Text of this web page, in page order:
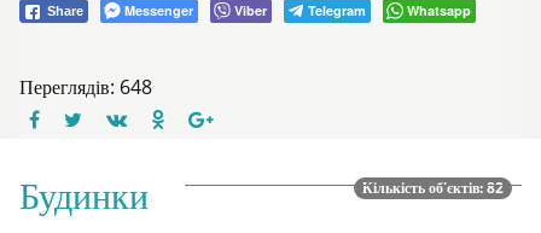
Share Messenger Viber Telegram Whatsapp
Переглядів: 648
Будинки Кількість об'єктів: 82